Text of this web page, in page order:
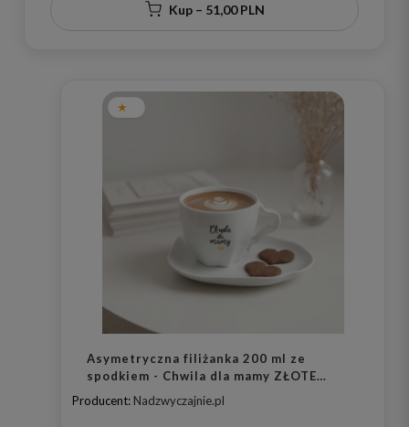
Kup – 51,00 PLN
Asymetryczna filiżanka 200 ml ze
spodkiem - Chwila dla mamy ZŁOTE
SERCE
Producent: Nadzwyczajnie.pl